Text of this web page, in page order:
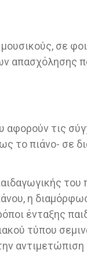
σε
απασχόλησης
αφορούν τις
το πιάνο- σε
του
η
ένταξης
τύπου